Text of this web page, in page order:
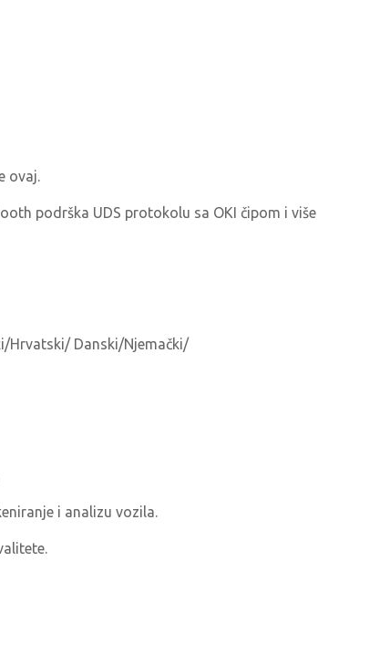
ovaj.
podrška UDS protokolu sa OKI čipom i više
Hrvatski/ Danski/Njemački/
i analizu vozila.